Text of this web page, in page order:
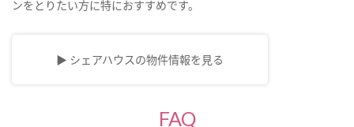
ンをとりたい方に特におすすめです。
▶ シェアハウスの物件情報を見る
FAQ